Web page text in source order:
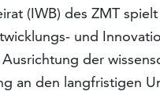
(IWB) des ZMT
und
der
an den langfristigen